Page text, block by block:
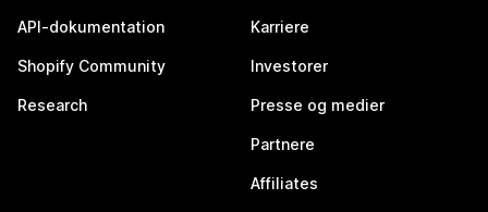
API-dokumentation
Shopify Community
Research
Karriere
Investorer
Presse og medier
Partnere
Affiliates